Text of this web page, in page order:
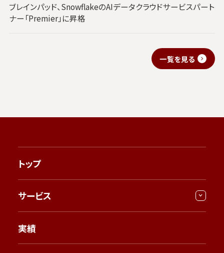
ブレインパッド、SnowflakeのAIデータクラウドサービスパート
ナー「Premier」に昇格
一覧を見る
トップ
サービス
実績